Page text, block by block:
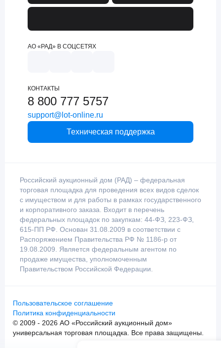
АО «РАД» В СОЦСЕТЯХ
КОНТАКТЫ
8 800 777 5757
support@lot-online.ru
Техническая поддержка
Российский аукционный дом (РАД) – федеральная
торговая площадка для проведения всех видов сделок
с имуществом и для работы в рамках государственного
и корпоративного заказа. Входит в перечень
федеральных площадок по закупкам: 44-ФЗ, 223-ФЗ,
615-ПП РФ. Основан 31.08.2009 в соответствии с
Распоряжением Правительства РФ № 1186-р от
19.08.2009. Является федеральным агентом по
продаже имущества, уполномоченным
Правительством Российской Федерации.
Пользовательское соглашение
Политика конфиденциальности
© 2009 - 2026 АО «Российский аукционный дом»
универсальная торговая площадка. Все права защищены.